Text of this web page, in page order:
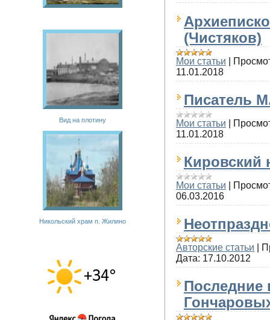
Вид на плотину
Никольский храм п. Жилино
(Чистяков)
Мои статьи
11.01.2018
Писатель
Мои статьи
11.01.2018
Кировский
Мои статьи
06.03.2016
Авторские статьи
Дата: 17.10.2012
Последние